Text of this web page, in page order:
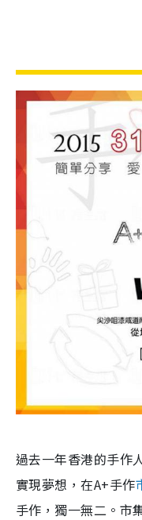
過去一年香港的手作
實現夢想，在A+手作
手作，獨一無二。市